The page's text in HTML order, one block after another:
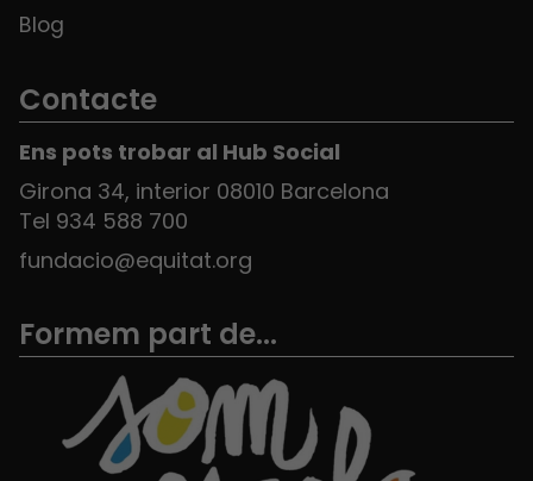
Blog
Contacte
Ens pots trobar al Hub Social
Girona 34, interior 08010 Barcelona
Tel 934 588 700
fundacio@equitat.org
Formem part de...